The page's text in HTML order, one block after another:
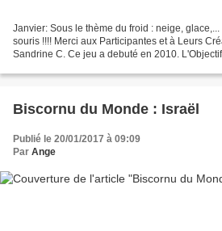
Janvier: Sous le thème du froid : neige,
souris !!!! Merci aux Participantes et à Leurs
Sandrine C. Ce jeu a debuté en 2010.
Biscornu du Monde : Israël
Publié le 20/01/2017 à 09:09
Par Ange